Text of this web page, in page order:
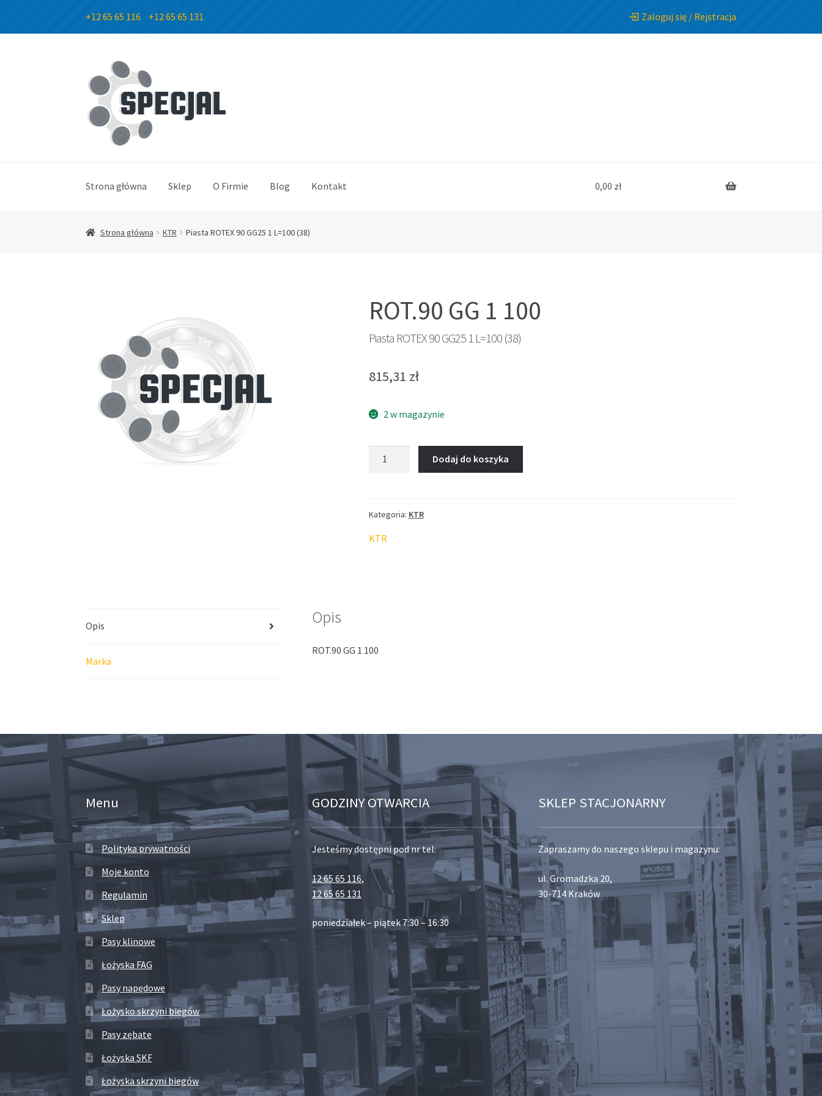
+12 65 65 116 +12 65 65 131 Zaloguj się / Rejstracja
Przejdź
do
nawigacji
Przejdź
do
treści
Strona główna Sklep O Firmie Blog Kontakt 0,00 zł
Strona główna KTR Piasta ROTEX 90 GG25 1 L=100 (38)
ROT.90 GG 1 100
Piasta ROTEX 90 GG25 1 L=100 (38)
815,31 zł
2 w magazynie
GG25
L=100
Dodaj do koszyka
Kategoria: KTR
KTR
Opis
Marka
Opis
ROT.90 GG 1 100
Menu
Polityka prywatności
Moje konto
Regulamin
Sklep
Pasy klinowe
Łożyska FAG
Pasy napędowe
Łożysko skrzyni biegów
Pasy zębate
Łożyska SKF
Łożyska skrzyni biegów
GODZINY OTWARCIA
Jesteśmy dostępni pod nr tel:
12 65 65 116,
12 65 65 131
poniedziałek – piątek 7:30 – 16:30
SKLEP STACJONARNY
Zapraszamy do naszego sklepu i magazynu:
ul. Gromadzka 20,
30-714 Kraków